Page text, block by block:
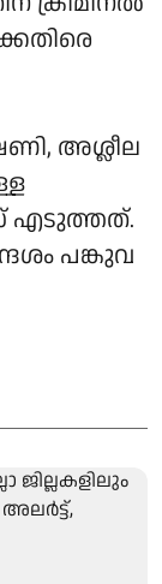
അശ്ലീല
എടുത്തത്.
പങ്കുവ